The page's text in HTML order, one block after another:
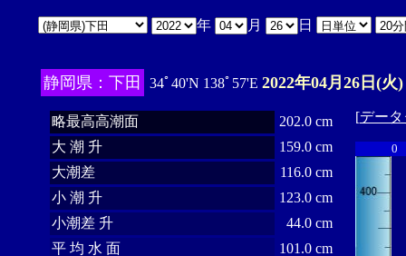
年 月 日
静岡県：下田 34ﾟ40'N 138ﾟ57'E 2022年04月26日(火)
略最高高潮面
202.0 cm
大 潮 升
159.0 cm
大潮差
116.0 cm
小 潮 升
123.0 cm
小潮差 升
44.0 cm
平 均 水 面
101.0 cm
[デー
0